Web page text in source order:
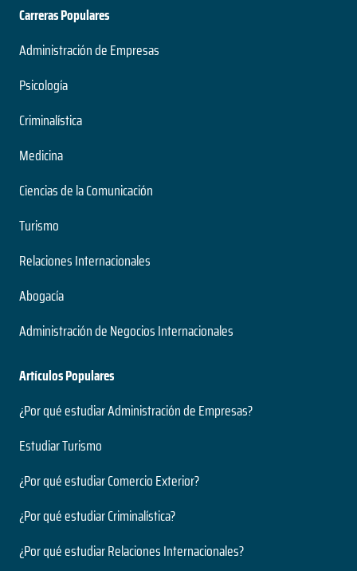
Carreras Populares
Administración de Empresas
Psicología
Criminalística
Medicina
Ciencias de la Comunicación
Turismo
Relaciones Internacionales
Abogacía
Administración de Negocios Internacionales
Artículos Populares
¿Por qué estudiar Administración de Empresas?
Estudiar Turismo
¿Por qué estudiar Comercio Exterior?
¿Por qué estudiar Criminalística?
¿Por qué estudiar Relaciones Internacionales?